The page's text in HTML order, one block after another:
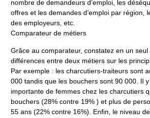
nombre de demandeurs d’emploi, les
offres et les demandes d’emploi par région,
des employeurs, etc.
Comparateur de métiers
Grâce au comparateur, constatez en un
différences entre deux métiers sur les
Par exemple : les charcutiers-traiteurs sont
000 tandis que les bouchers sont 90 000. Il
importante de femmes chez les charcutiers
bouchers (28% contre 19% ) et plus de
55 ans (22% contre 16%). Enfin, le niveau